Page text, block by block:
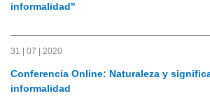
informalidad"
31 | 07 | 2020
Conferencia Online: Naturaleza y
informalidad